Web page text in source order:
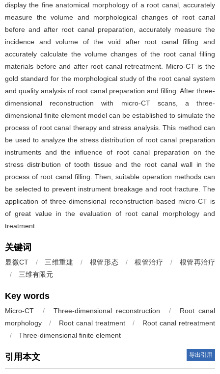
display the fine anatomical morphology of a root canal, accurately
measure the volume and morphological changes of root canal
before and after root canal preparation, accurately measure the
incidence and volume of the void after root canal filling and
accurately calculate the volume changes of the root canal filling
materials before and after root canal retreatment. Micro-CT is the
gold standard for the morphological study of the root canal system
and quality analysis of root canal preparation and filling. After three-
dimensional reconstruction with micro-CT scans, a three-
dimensional finite element model can be established to simulate the
process of root canal therapy and stress analysis. This method can
be used to analyze the stress distribution of root canal preparation
instruments and the influence of root canal preparation on the
stress distribution of tooth tissue and the root canal wall in the
process of root canal filling. Then, suitable operation methods can
be selected to prevent instrument breakage and root fracture. The
application of three-dimensional reconstruction-based micro-CT is
of great value in the evaluation of root canal morphology and
treatment.
关键词
显微CT / 三维重建 / 根管形态 / 根管治疗 /
根管再治疗
/
三维有限元
Key words
Micro-CT / Three-dimensional reconstruction /
Root canal
morphology
/ Root canal treatment /
Root canal retreatment
/
Three-dimensional finite element
引用本文 导出引用